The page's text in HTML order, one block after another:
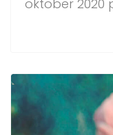
oktober 2020